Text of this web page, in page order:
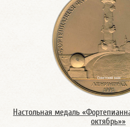
Настольная медаль
октябрь»»